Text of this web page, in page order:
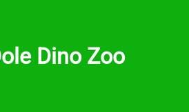
Dino Zoo